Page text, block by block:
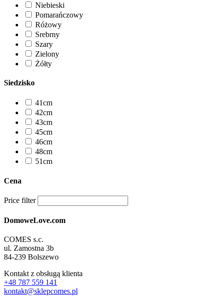
Niebieski
Pomarańczowy
Różowy
Srebrny
Szary
Zielony
Żółty
Siedzisko
41cm
42cm
43cm
45cm
46cm
48cm
51cm
Cena
Price filter
DomoweLove.com
COMES s.c.
ul. Zamostna 3b
84-239 Bolszewo
Kontakt z obsługą klienta
+48 787 559 141
kontakt@sklepcomes.pl